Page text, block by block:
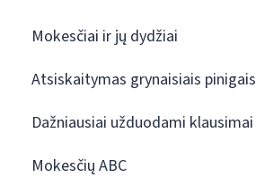
Mokesčiai ir jų dydžiai
Atsiskaitymas grynaisiais pinigais
Dažniausiai užduodami klausimai
Mokesčių ABC